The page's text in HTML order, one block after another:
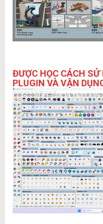
ĐƯỢC HỌC CÁCH SỬ
PLUGIN VÀ VẬN